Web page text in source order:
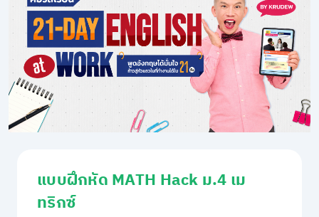
แบบฝึกหัด MATH Hack ม.4 เม
ทริกซ์